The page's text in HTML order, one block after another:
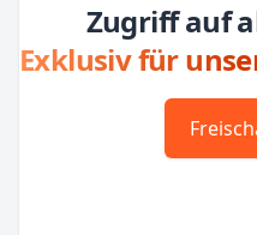
Zugriff auf
Exklusiv für